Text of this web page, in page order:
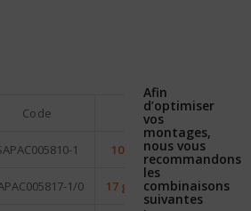
Code Poids / n°
1 10 g / 1 – L16 Shad Baby
1/0 17 g / 1/0 – L16 Shad
Afin
d’optimiser
vos
montages,
nous vous
recommandons
les
combinaisons
suivantes